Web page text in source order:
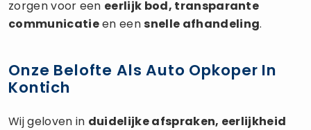
zorgen voor een eerlijk bod, transparante
communicatieen eensnelle afhandeling.
Onze Belofte Als Auto Opkoper In
Kontich
Wij geloven in duidelijke afspraken, eerlijkheid